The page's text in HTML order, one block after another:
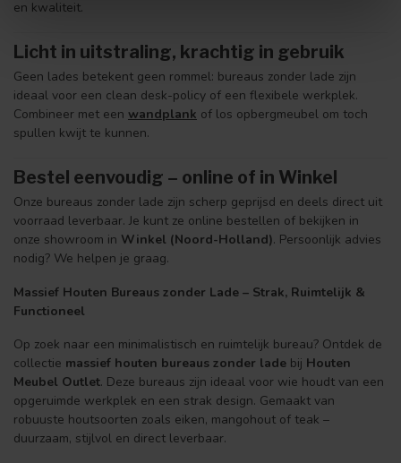
en kwaliteit.
Licht in uitstraling, krachtig in gebruik
Geen lades betekent geen rommel: bureaus zonder lade zijn
ideaal voor een clean desk-policy of een flexibele werkplek.
Combineer met een wandplank of los opbergmeubel om toch
spullen kwijt te kunnen.
Bestel eenvoudig – online of in Winkel
Onze bureaus zonder lade zijn scherp geprijsd en deels direct uit
voorraad leverbaar. Je kunt ze online bestellen of bekijken in
onze showroom in Winkel (Noord-Holland). Persoonlijk advies
nodig? We helpen je graag.
Massief Houten Bureaus zonder Lade – Strak, Ruimtelijk &
Functioneel
Op zoek naar een minimalistisch en ruimtelijk bureau? Ontdek de
collectie massief houten bureaus zonder lade bij Houten
Meubel Outlet. Deze bureaus zijn ideaal voor wie houdt van een
opgeruimde werkplek en een strak design. Gemaakt van
robuuste houtsoorten zoals eiken, mangohout of teak –
duurzaam, stijlvol en direct leverbaar.